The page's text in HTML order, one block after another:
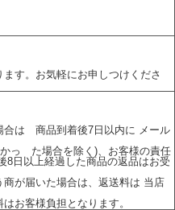
す。お気軽にお申しつけくださ
合は 商品到着後7日以内に メール
っ た場合を除く)、お客様の責任
8日以上経過した商品の返品はお受
が届いた場合は、返送料は 当店
お客様負担となります。